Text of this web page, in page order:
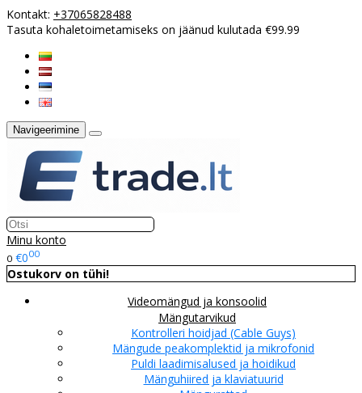
Kontakt: +37065828488
Tasuta kohaletoimetamiseks on jäänud kulutada €99.99
Navigeerimine
Minu konto
0 €000
Ostukorv on tühi!
Videomängud ja konsoolid
Mängutarvikud
Kontrolleri hoidjad (Cable Guys)
Mängude peakomplektid ja mikrofonid
Puldi laadimisalused ja hoidikud
Mänguhiired ja klaviatuurid